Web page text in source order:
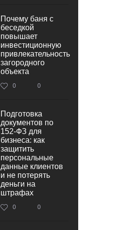
Почему баня с
беседкой
повышает
инвестиционную
привлекательность
загородного
объекта
0 0
Подготовка
документов по
152‑ФЗ для
бизнеса: как
защитить
персональные
данные клиентов
и не потерять
деньги на
штрафах
0 0